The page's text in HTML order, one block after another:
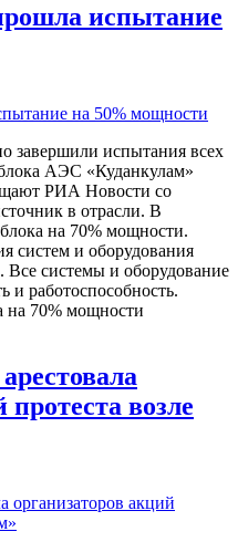
испытание
завершили испытания всех
АЭС «Куданкулам»
РИА Новости со
в отрасли. В
на 70% мощности.
систем и оборудования
Все системы и оборудование
и работоспособность.
70% мощности
протеста возле